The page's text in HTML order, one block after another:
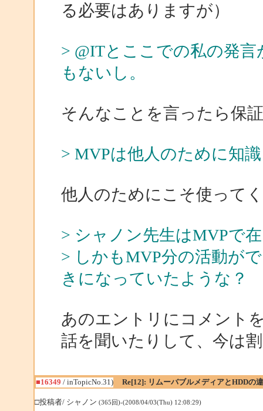
る必要はありますが）
> @ITとここでの私の発
もないし。
そんなことを言ったら保
> MVPは他人のために知
他人のためにこそ使って
> シャノン先生はMVPで
> しかもMVP分の活動が
きになっていたような？
あのエントリにコメント
話を聞いたりして、今は
■16349 / inTopicNo.31) Re[12]: リムーバブルメディアとHDDの
□投稿者/ シャノン (365回)-(2008/04/03(Thu) 12:08:29)